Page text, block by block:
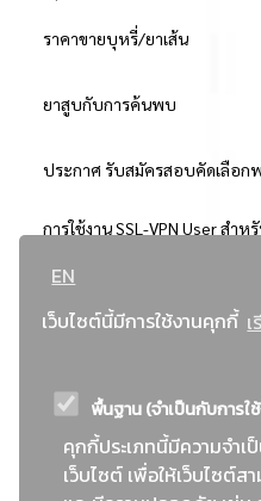
EN
เว็บไซต์นี้มีการใช้งานคุกกี้
พื้นฐาน (จำเป็นกับการใ
คุกกี้ประเภทนี้มีความจำเ
เว็บไซต์ เพื่อให้เว็บไซต์ส
ราคาขายบุหรี่/ยาเส้น
ยาสูบกับการค้นพบ
ประกาศ รับสมัครสอบคัดเลือก
การใช้งาน SSL-VPN User สำ
..ยอดนิยม..
: วิธีเฉพาะเจาะจง
ข่าวสาร/ประกาศ
: เอกสารส่งเสริมความโปร่งใสในกา